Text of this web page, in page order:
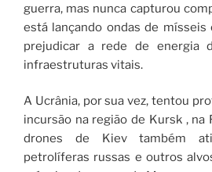
guerra, mas nunca capturou
está lançando ondas de
prejudicar a rede de energia
infraestruturas vitais.
A Ucrânia, por sua vez, tentou
incursão na região de Kursk , na
drones de Kiev também
petrolíferas russas e outros